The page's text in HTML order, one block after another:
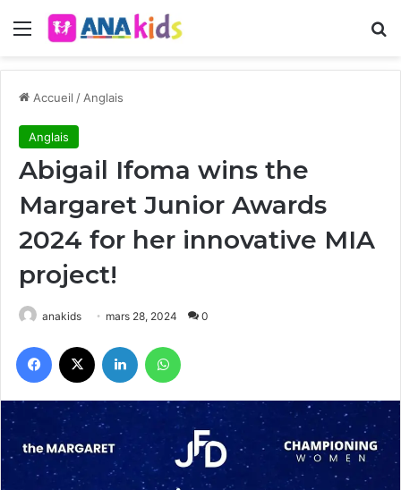
Menu
Accueil / Anglais
Anglais
Abigail Ifoma wins the
Margaret Junior Awards
2024 for her innovative MIA
project!
anakids mars 28, 2024 0
Facebook Linkedin